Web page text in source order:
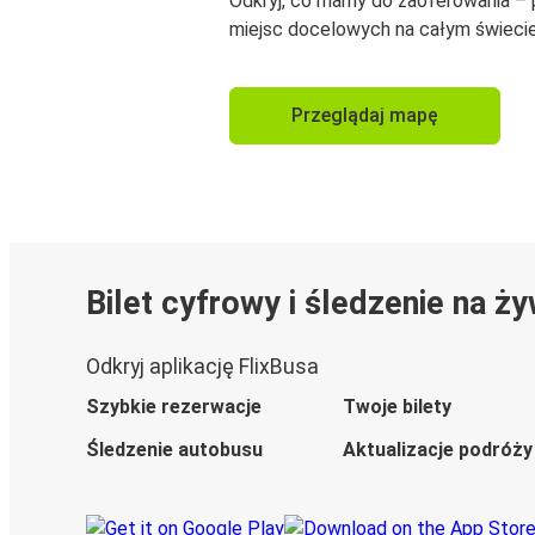
miejsc docelowych na całym
Przeglądaj mapę
Bilet cyfrowy i śledzenie na
Odkryj aplikację FlixBusa
Szybkie rezerwacje
Twoje bilety
Śledzenie autobusu
Aktualizacje podróży